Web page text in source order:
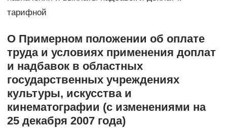
тарифной
О Примерном положении об оплате
труда и условиях применения доплат
и надбавок в областных
государственных учреждениях
культуры, искусства и
кинематографии (с изменениями на
25 декабря 2007 года)